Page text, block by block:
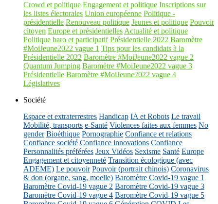
Crowd et politique Engagement et politique Inscriptions sur
les listes électorales Union européenne Politique -
présidentielle Renouveau politique Jeunes et politique Pouvoir
citoyen Europe et présidentielles Actualité et politique
Politique baro et participatif Présidentielle 2022 Baromètre
#MoiJeune2022 vague 1 Tips pour les candidats à la
Présidentielle 2022 Baromètre #MoiJeune2022 vague 2
Quantum Jumping Baromètre #MoiJeune2022 vague 3
Présidentielle Baromètre #MoiJeune2022 vague 4
Législatives
Société
Espace et extraterrestres Handicap IA et Robots Le travail
Mobilité, transports e-Santé Violences faites aux femmes No
gender Bioéthique Pornographie Confiance et relations
Confiance société Confiance innovations Confiance
Personnalités préférées Jeux Vidéos Sexisme Santé Europe
Engagement et citoyenneté Transition écologique (avec
ADEME) Le pouvoir Pouvoir (portrait chinois) Coronavirus
& don (organe, sang, moelle) Baromètre Covid-19 vague 1
Baromètre Covid-19 vague 2 Baromètre Covid-19 vague 3
Baromètre Covid-19 vague 4 Baromètre Covid-19 vague 5